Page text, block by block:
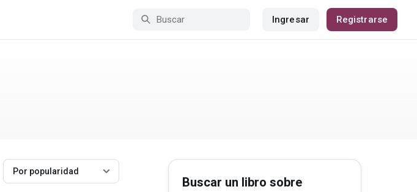
Ingresar Registrarse
Por popularidad
Buscar un libro sobre